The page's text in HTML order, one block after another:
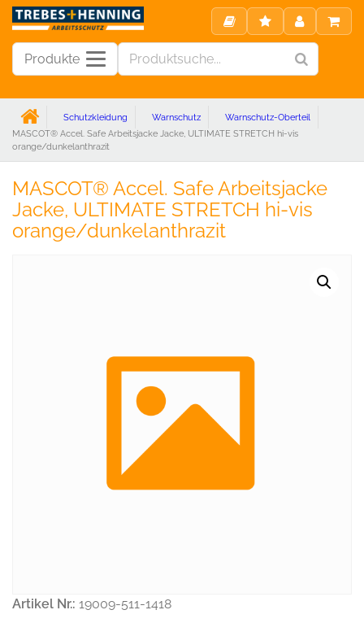
Produkte
Schutzkleidung Warnschutz
Warnschutz-Oberteil
MASCOT® Accel. Safe Arbeitsjacke Jacke, ULTIMATE STRETCH hi-vis
orange/dunkelanthrazit
MASCOT® Accel. Safe Arbeitsjacke
Jacke, ULTIMATE STRETCH hi-vis
orange/dunkelanthrazit
Artikel Nr.: 19009-511-1418